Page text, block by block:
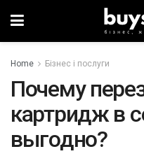
Home Бізнес і послуги
Почему
картридж в
выгодно?